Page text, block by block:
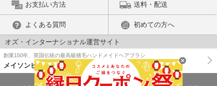
お支払い方法 送料・配送
よくある質問 初めての方へ
オズ・インターナショナル運営サイト
創業150年、英国伝統の最高級猪毛ハンドメイドヘアブラシ
メイソンピアソン